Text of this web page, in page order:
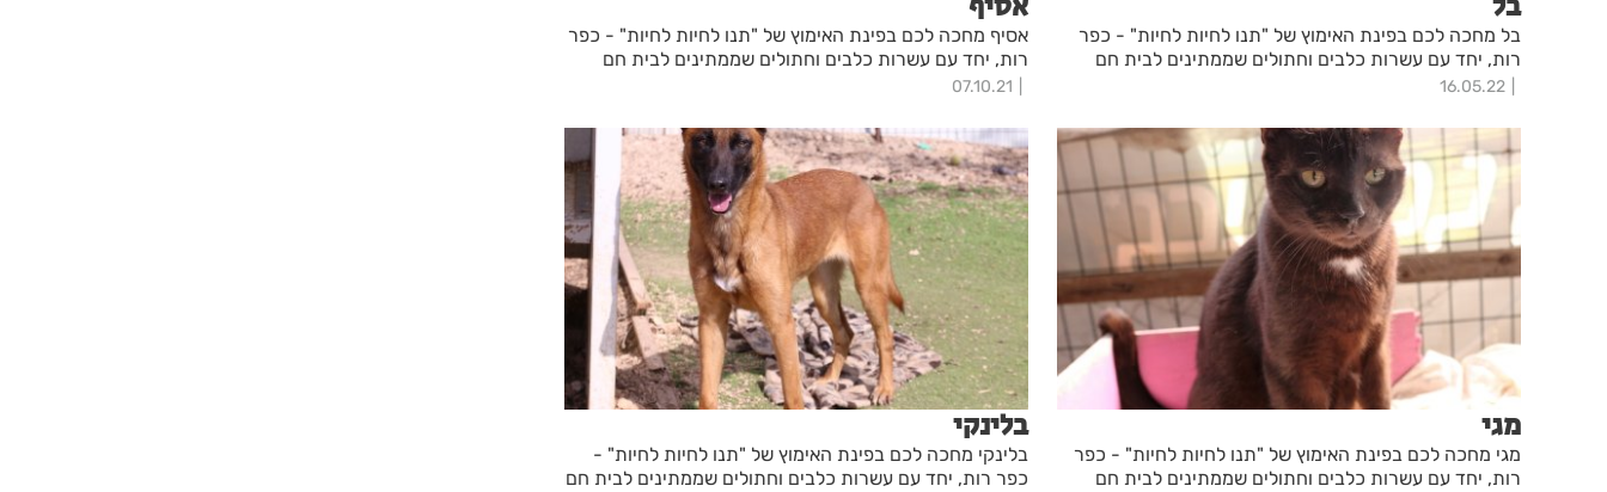
בל מחכה לכם בפינת האימוץ של "תנו לחיות לחיות" - כפר
רות, יחד עם עשרות כלבים וחתולים שממתינים לבית חם
16.05.22
אסיף מחכה לכם בפינת האימוץ של "תנו לחיות לחיות" - כפר
רות, יחד עם עשרות כלבים וחתולים שממתינים לבית חם
07.10.21
מגי
מגי מחכה לכם בפינת האימוץ של "תנו לחיות לחיות" - כפר
רות, יחד עם עשרות כלבים וחתולים שממתינים לבית חם
בלינקי
בלינקי מחכה לכם בפינת האימוץ של "תנו לחיות לחיות" -
כפר רות, יחד עם עשרות כלבים וחתולים שממתינים לבית חם